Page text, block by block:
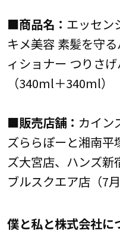
■商品名： エッセン
キメ美容 素髪を守
ィショナー つりさ
（340ml＋340ml）
■販売店舗： カイン
ズららぽーと湘南
ズ大宮店、ハンズ
ブルスクエア店（7月
僕と私と株式会社に